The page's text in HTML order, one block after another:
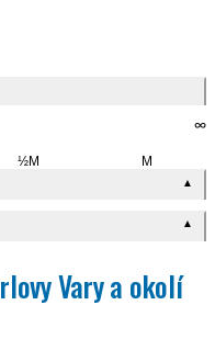
∞
½M M
▲
▲
Vary a okolí